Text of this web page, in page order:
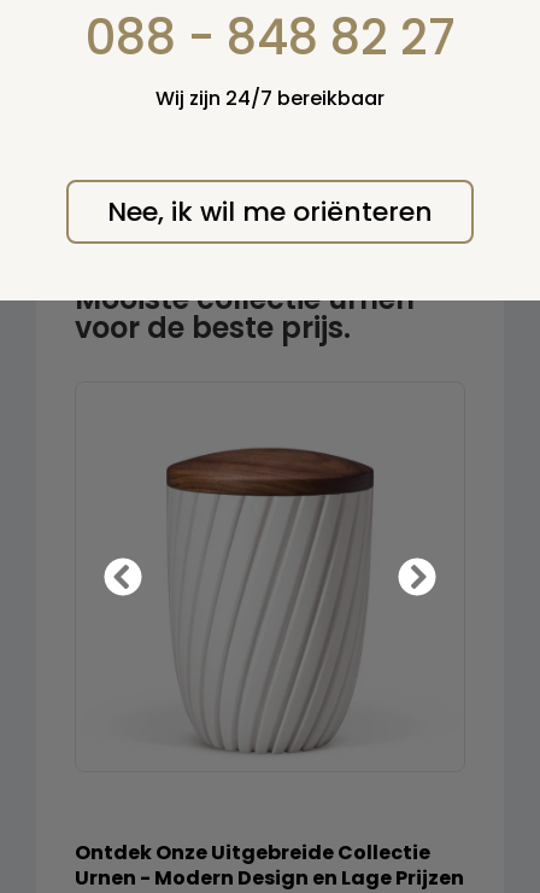
Zoeken
Terug naar overzicht
Urnenwinkel.nl
Mooiste collectie urnen
voor de beste prijs.
Ontdek Onze Uitgebreide Collectie
Urnen - Modern Design en Lage Prijzen
088 - 848 82 27
Wij zijn 24/7 bereikbaar
Nee, ik wil me oriënteren